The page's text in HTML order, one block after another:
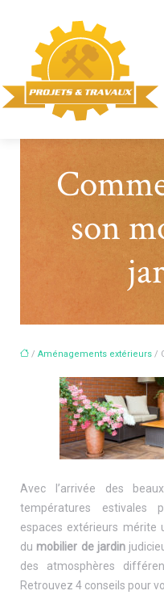
son
/ Aménagements extérieurs /
Avec l’arrivée des
températures estivales
espaces extérieurs mérite
du mobilier de jardin
des atmosphères
Retrouvez 4 conseils pour